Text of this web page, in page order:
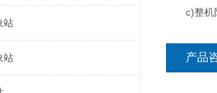
站
站
c)整机防
产品